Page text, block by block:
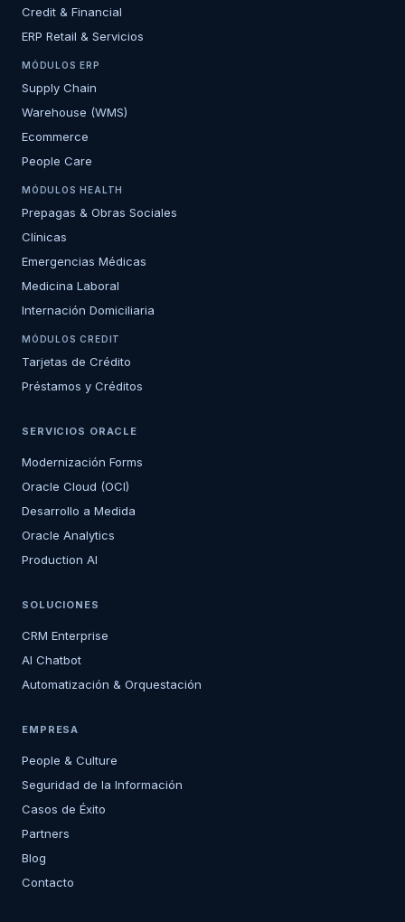
Credit & Financial
ERP Retail & Servicios
MÓDULOS ERP
Supply Chain
Warehouse (WMS)
Ecommerce
People Care
MÓDULOS HEALTH
Prepagas & Obras Sociales
Clínicas
Emergencias Médicas
Medicina Laboral
Internación Domiciliaria
MÓDULOS CREDIT
Tarjetas de Crédito
Préstamos y Créditos
SERVICIOS ORACLE
Modernización Forms
Oracle Cloud (OCI)
Desarrollo a Medida
Oracle Analytics
Production AI
SOLUCIONES
CRM Enterprise
AI Chatbot
Automatización & Orquestación
EMPRESA
People & Culture
Seguridad de la Información
Casos de Éxito
Partners
Blog
Contacto